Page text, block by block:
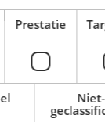
werken bij een
Prestatie
Niet-